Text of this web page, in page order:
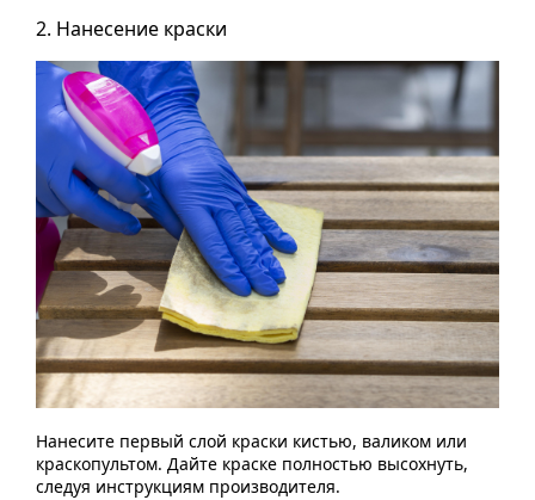
2. Нанесение краски
Нанесите первый слой краски кистью, валиком или
краскопультом. Дайте краске полностью высохнуть,
следуя инструкциям производителя.